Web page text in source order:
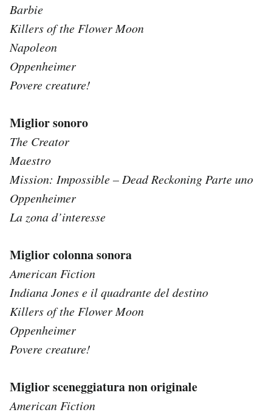
Barbie
Killers of the Flower Moon
Napoleon
Oppenheimer
Povere creature!
Miglior sonoro
The Creator
Maestro
Mission: Impossible – Dead Reckoning Parte uno
Oppenheimer
La zona d’interesse
Miglior colonna sonora
American Fiction
Indiana Jones e il quadrante del destino
Killers of the Flower Moon
Oppenheimer
Povere creature!
Miglior sceneggiatura non originale
American Fiction